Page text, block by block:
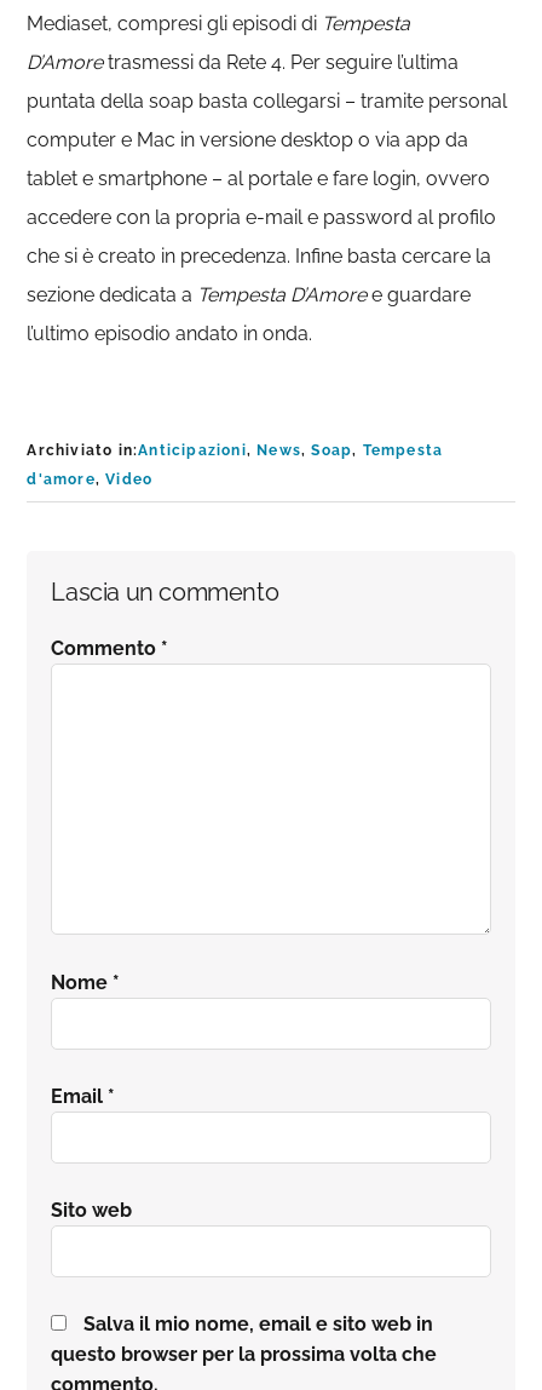
Mediaset, compresi gli episodi di Tempesta
D’Amoretrasmessi da Rete 4. Per seguire l’ultima
puntata della soap basta collegarsi – tramite personal
computer e Mac in versione desktop o via app da
tablet e smartphone – al portale e fare login, ovvero
accedere con la propria e-mail e password al profilo
che si è creato in precedenza. Infine basta cercare la
sezione dedicata a Tempesta D’Amoree guardare
l’ultimo episodio andato in onda.
Archiviato in:Anticipazioni,News,Soap, Tempesta
d'amore,Video
Interazioni
del
Lascia un commento
Commento *
Nome *
Email *
Sito web
Salva il mio nome, email e sito web in
questo browser per la prossima volta che
commento.